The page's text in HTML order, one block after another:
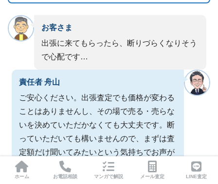
お客さま
出張に来てもらったら、断りづらくなりそう
で心配です…
責任者 舟山
ご安心ください。出張査定でも価格が変わる
ことはありませんし、その場で売る・売らな
いを決めていただかなくても大丈夫です。断
っていただいても構いませんので、まずは査
定額だけ聞いてみたいという気持ちでお声が
けください。
ホーム お電話相談 マンガで解説 メール査定 LINE査定